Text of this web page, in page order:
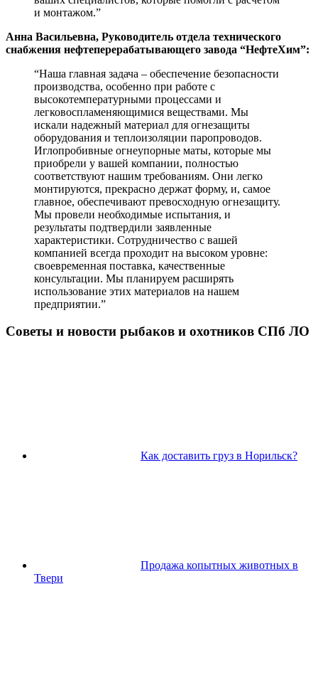
и монтажом.”
Анна Васильевна, Руководитель отдела технического
снабжения нефтеперерабатывающего завода “НефтеХим”:
“Наша главная задача – обеспечение безопасности
производства, особенно при работе с
высокотемпературными процессами и
легковоспламеняющимися веществами. Мы
искали надежный материал для огнезащиты
оборудования и теплоизоляции паропроводов.
Иглопробивные огнеупорные маты, которые мы
приобрели у вашей компании, полностью
соответствуют нашим требованиям. Они легко
монтируются, прекрасно держат форму, и, самое
главное, обеспечивают превосходную огнезащиту.
Мы провели необходимые испытания, и
результаты подтвердили заявленные
характеристики. Сотрудничество с вашей
компанией всегда проходит на высоком уровне:
своевременная поставка, качественные
консультации. Мы планируем расширять
использование этих материалов на нашем
предприятии.”
Советы и новости рыбаков и охотников СПб ЛО
Как доставить груз в Норильск?
Продажа копытных животных в
Твери